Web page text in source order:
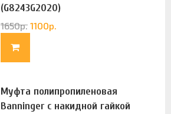
(G8243G2020)
1650р. 1100р.
Муфта полипропиленовая
Banninger с накидной гайкой